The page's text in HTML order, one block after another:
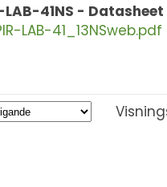
LAB-41NS - Datasheet
LAB-41_13NSweb.pdf